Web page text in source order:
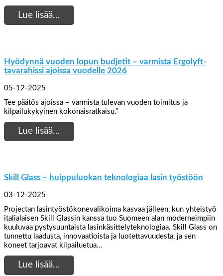
Lue lisää…
Hyödynnä vuoden lopun budjetit – varmista Ergolyft-
tavarahissi ajoissa vuodelle 2026
05-12-2025
Tee päätös ajoissa – varmista tulevan vuoden toimitus ja
kilpailukykyinen kokonaisratkaisu.”
Lue lisää…
Skill Glass – huippuluokan teknologiaa lasin työstöön
03-12-2025
Projectan lasintyöstökonevalikoima kasvaa jälleen, kun yhteistyö
italialaisen Skill Glassin kanssa tuo Suomeen alan moderneimpiin
kuuluvaa pystysuuntaista lasinkäsittelyteknologiaa. Skill Glass on
tunnettu laadusta, innovaatioista ja luotettavuudesta, ja sen
koneet tarjoavat kilpailuetua…
Lue lisää…